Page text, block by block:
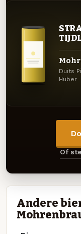
Duits
Huber
Of
Andere